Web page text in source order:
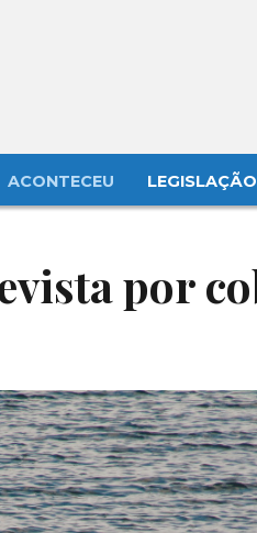
ACONTECEU LEGISLAÇÃO
por